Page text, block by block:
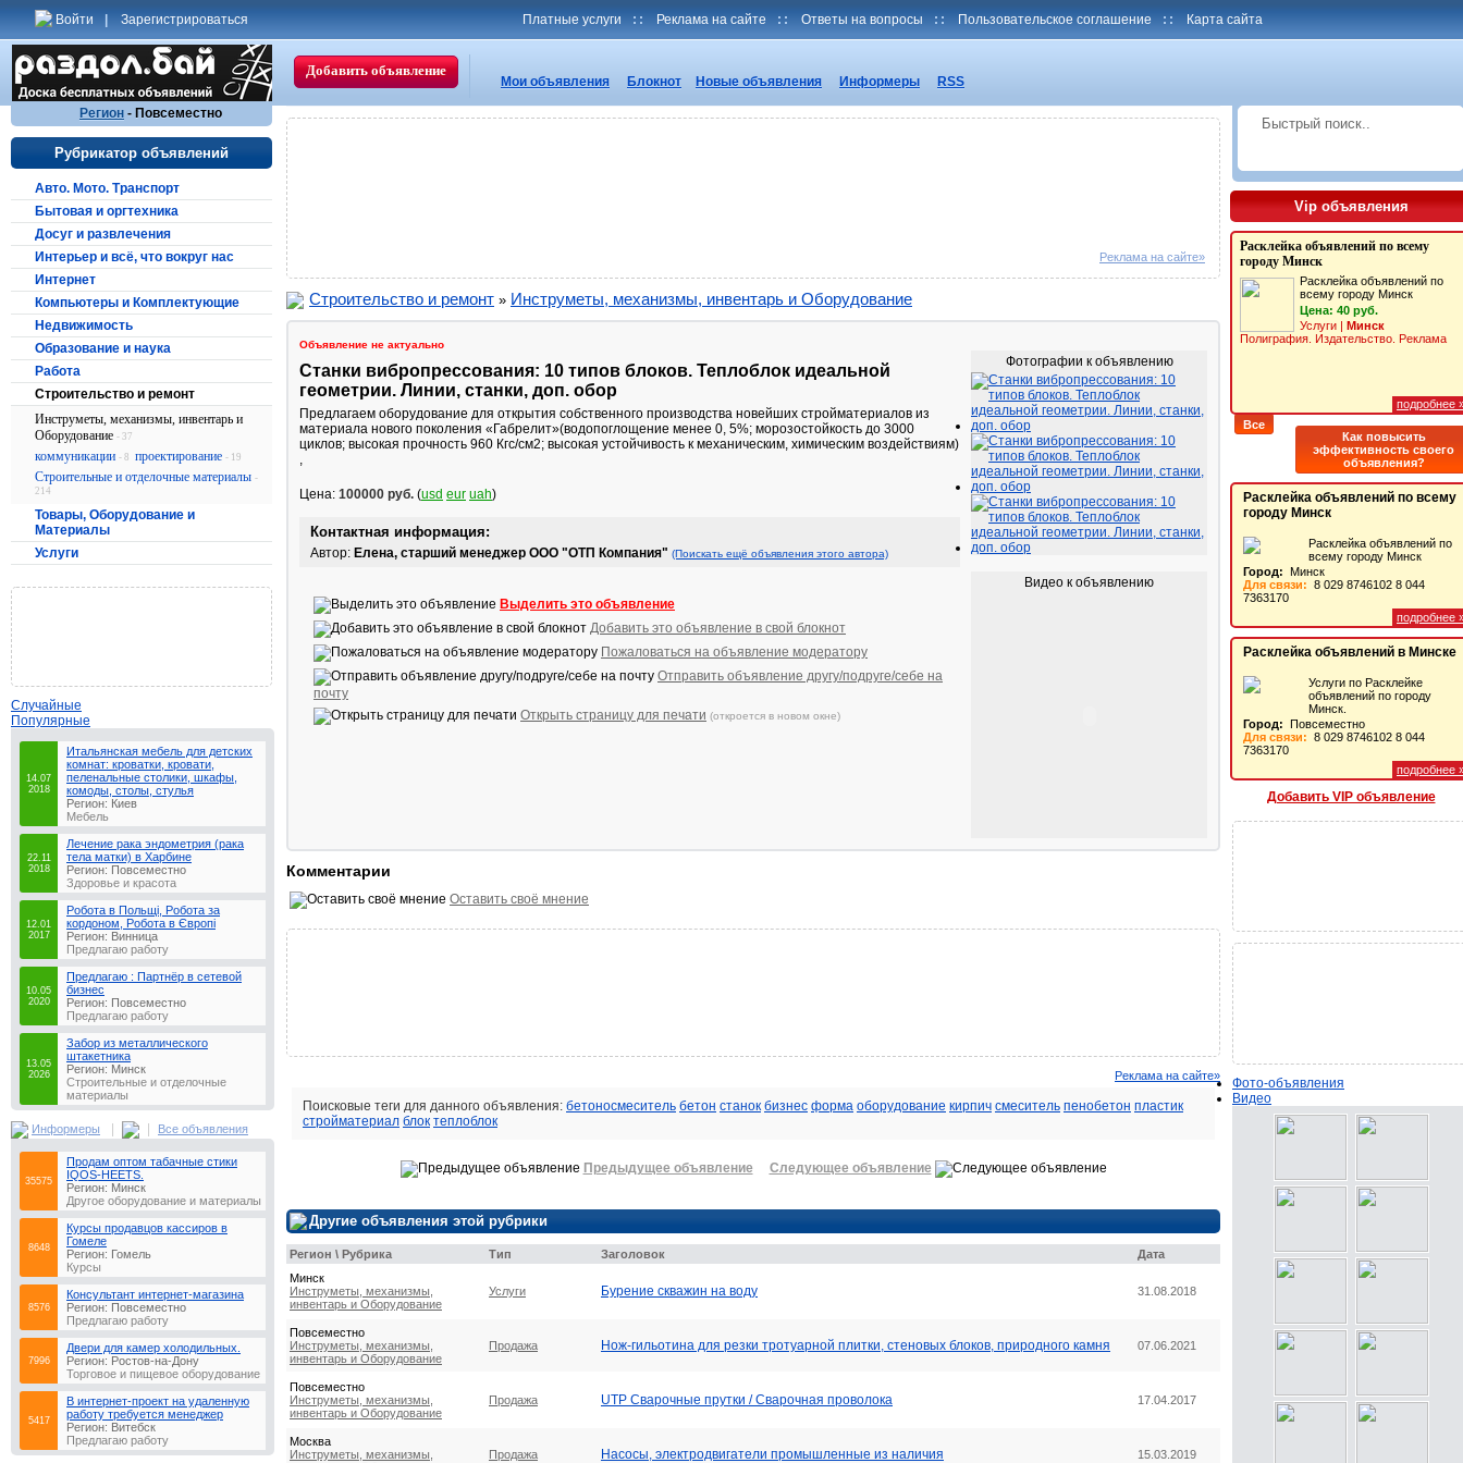
Войти Зарегистрироваться Платные услуги :: Реклама на сайте :: Ответы на вопросы :: Пользовательское соглашение :: Карта сайта
Добавить объявление
Мои объявления Блокнот Новые объявления Информеры RSS
Регион - Повсеместно
Рубрикатор объявлений
Авто. Мото. Транспорт
Бытовая и оргтехника
Досуг и развлечения
Интерьер и всё, что вокруг нас
Интернет
Компьютеры и Комплектующие
Недвижимость
Образование и наука
Работа
Строительство и ремонт
Инструметы, механизмы, инвентарь и
Оборудование - 37
коммуникации - 8 проектирование - 19
Строительные и отделочные материалы -
214
Товары, Оборудование и
Материалы
Услуги
Случайные
Популярные
14.07
2018
Итальянская мебель для детских
комнат: кроватки, кровати,
пеленальные столики, шкафы,
комоды, столы, стулья
Регион: Киев
Мебель
22.11
2018
Лечение рака эндометрия (рака
тела матки) в Харбине
Регион: Повсеместно
Здоровье и красота
12.01
2017
Робота в Польщі, Робота за
кордоном, Робота в Європі
Регион: Винница
Предлагаю работу
10.05
2020
Предлагаю : Партнёр в сетевой
бизнес
Регион: Повсеместно
Предлагаю работу
13.05
2026
Забор из металлического
штакетника
Регион: Минск
Строительные и отделочные
материалы
Информеры Все объявления
35575
Продам оптом табачные стики
IQOS-HEETS.
Регион: Минск
Другое оборудование и материалы
8648
Курсы продавцов кассиров в
Гомеле
Регион: Гомель
Курсы
8576
Консультaнт интeрнeт-мaгaзинa
Регион: Повсеместно
Предлагаю работу
7996
Двери для камер холодильных.
Регион: Ростов-на-Дону
Торговое и пищевое оборудование
5417
В интернет-проект на удаленную
работу требуется менеджер
Регион: Витебск
Предлагаю работу
Реклама на сайте»
Строительство и ремонт » Инструметы, механизмы, инвентарь и Оборудование
Объявление не актуально
Станки вибропрессования: 10 типов блоков. Теплоблок идеальной
геометрии. Линии, станки, доп. обор
Предлагаем оборудование для открытия собственного производства новейших стройматериалов из
материала нового поколения «Габрелит»(водопоглощение менее 0, 5%; морозостойкость до 3000
циклов; высокая прочность 960 Кгс/см2; высокая устойчивость к механическим, химическим воздействиям)
,
Цена: 100000 руб. (usd eur uah)
Контактная информация:
Автор: Елена, старший менеджер ООО "ОТП Компания" (Поискать ещё объявления этого автора)
Выделить это объявление
Добавить это объявление в свой блокнот
Пожаловаться на объявление модератору
Отправить объявление другу/подруге/себе на
почту
Открыть страницу для печати (откроется в новом окне)
Фотографии к объявлению
Видео к объявлению
Комментарии
Оставить своё мнение
Реклама на сайте»
Поисковые теги для данного объявления: бетоносмеситель бетон станок бизнес форма оборудование кирпич смеситель пенобетон пластик
стройматериал блок теплоблок
Предыдущее объявление Следующее объявление
Другие объявления этой рубрики
Регион \ Рубрика Тип Заголовок
Дата
Минск
Инструметы, механизмы,
инвентарь и Оборудование
Услуги Бурение скважин на воду 31.08.2018
Повсеместно
Инструметы, механизмы,
инвентарь и Оборудование
Продажа Нож-гильотина для резки тротуарной плитки, стеновых блоков, природного камня 07.06.2021
Повсеместно
Инструметы, механизмы,
инвентарь и Оборудование
Продажа UTP Сварочные прутки / Сварочная проволока 17.04.2017
Москва
Инструметы, механизмы,
Продажа Насосы, электродвигатели промышленные из наличия 15.03.2019
Vip объявления
Расклейка объявлений по всему
городу Минск
Расклейка объявлений по
всему городу Минск
Цена: 40 руб.
Услуги | Минск
Полиграфия. Издательство. Реклама
подробнее
Расклейка объявлений в Минске
Услуги по Расклейке
объявлений по городу
Минск.0
Услуги |Повсеместно
Полиграфия.
Издательство. Реклама
подробнее
Все
Как повысить
эффективность своего
объявления?
Расклейка объявлений по всему
городу Минск
Расклейка объявлений по
всему городу Минск
Город: Минск
Для связи: 8 029 8746102 8 044
7363170
подробнее
Расклейка объявлений в Минске
Услуги по Расклейке
объявлений по городу
Минск.
Город: Повсеместно
Для связи: 8 029 8746102 8 044
7363170
подробнее
Добавить VIP объявление
Фото-объявления
Видео